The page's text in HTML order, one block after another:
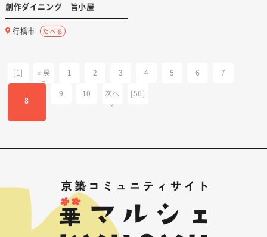
創作ダイニング 旨小屋
行橋市 たべる
[1]
« 戻
る
1 2 3 4 5 6 7
8
9 10
次へ
»
[56]